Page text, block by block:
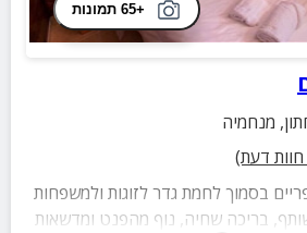
+65 תמונות
, מנחמיה
חוות דעת)
בסמוך לחמת גדר לזוגות ולמשפחות
בריכה שחיה, נוף מהפנט ומדשאות